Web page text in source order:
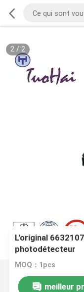
2/ 2
L'original
photodétecteur
MOQ：1pcs
meilleur